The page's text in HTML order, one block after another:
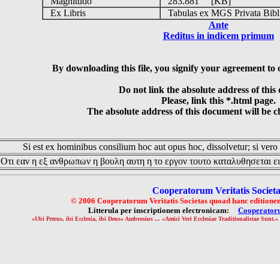
Ex Libris
Tabulas ex MGS Privata
Ante
Reditus in indicem primum
By downloading this file, you signify your agreement to
Do not link the absolute address of this
Please, link this *.html page.
The absolute address of this document will be
Si est ex hominibus consilium hoc aut opus hoc, dissolvetur; si
Οτι εαν η εξ ανθρωπων η βουλη αυτη η το εργον τουτο καταλυθησεται
Cooperatorum Veritatis
© 2006 Cooperatorum Veritatis Societas quoad hanc
Litterula per inscriptionem electronicam:
«Ubi Petrus, ibi Ecclesia, ibi Deus» Ambrosius ... «Amici Veri Ecclesiae Traditionalistae